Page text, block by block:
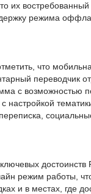
их востребованный
режима
что
переводчик
с возможностью
настройкой
достоинств
режим работы,
и в местах, где